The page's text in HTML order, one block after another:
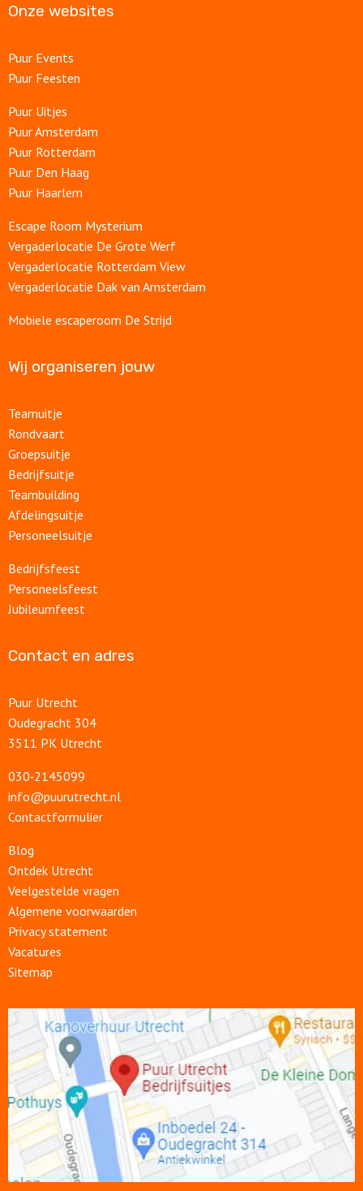
Onze websites
Puur Events
Puur Feesten
Puur Uitjes
Puur Amsterdam
Puur Rotterdam
Puur Den Haag
Puur Haarlem
Escape Room Mysterium
Vergaderlocatie De Grote Werf
Vergaderlocatie Rotterdam View
Vergaderlocatie Dak van Amsterdam
Mobiele escaperoom De Strijd
Wij organiseren jouw
Teamuitje
Rondvaart
Groepsuitje
Bedrijfsuitje
Teambuilding
Afdelingsuitje
Personeelsuitje
Bedrijfsfeest
Personeelsfeest
Jubileumfeest
Contact en adres
Puur Utrecht
Oudegracht 304
3511 PK Utrecht
030‑2145099
info@puurutrecht.nl
Contactformulier
Blog
Ontdek Utrecht
Veelgestelde vragen
Algemene voorwaarden
Privacy statement
Vacatures
Sitemap
link